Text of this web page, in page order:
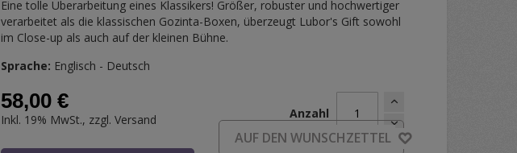
Eine tolle Überarbeitung eines Klassikers! Größer, robuster und hochwertiger
verarbeitet als die klassischen Gozinta-Boxen, überzeugt Lubor's Gift sowohl
im Close-up als auch auf der kleinen Bühne.
Sprache: Englisch - Deutsch
58,00 €
Inkl. 19% MwSt., zzgl.Versand Anzahl
AUF DEN WUNSCHZETTEL